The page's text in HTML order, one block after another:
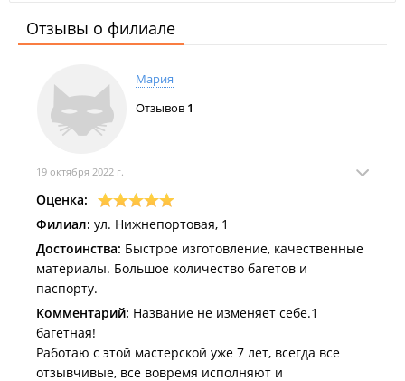
Отзывы о филиале
Мария
Отзывов 1
19 октября 2022 г.
Оценка:
Филиал: ул. Нижнепортовая, 1
Достоинства: Быстрое изготовление, качественные
материалы. Большое количество багетов и
паспорту.
Комментарий: Название не изменяет себе.1
багетная!
Работаю с этой мастерской уже 7 лет, всегда все
отзывчивые, все вовремя исполняют и